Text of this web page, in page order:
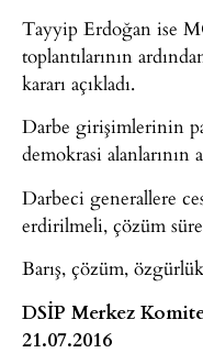
Tayyip Erdoğan ise
toplantılarının
kararı açıkladı.
Darbe girişimlerinin
demokrasi alanlarının
​Darbeci generaller​e​
erdirilmeli, çözüm
Barış, çözüm,
DSİP Merkez
21.07.2016